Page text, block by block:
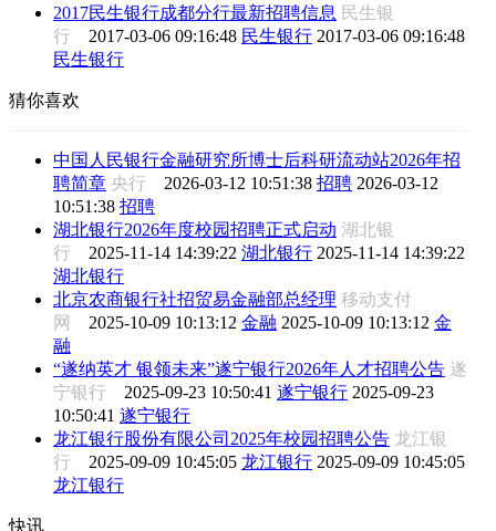
2017民生银行成都分行最新招聘信息 民生银
行 2017-03-06 09:16:48 民生银行 2017-03-06 09:16:48
民生银行
猜你喜欢
中国人民银行金融研究所博士后科研流动站2026年招
聘简章 央行 2026-03-12 10:51:38 招聘 2026-03-12
10:51:38 招聘
湖北银行2026年度校园招聘正式启动 湖北银
行 2025-11-14 14:39:22 湖北银行 2025-11-14 14:39:22
湖北银行
北京农商银行社招贸易金融部总经理 移动支付
网 2025-10-09 10:13:12 金融 2025-10-09 10:13:12 金
融
“遂纳英才 银领未来”遂宁银行2026年人才招聘公告 遂
宁银行 2025-09-23 10:50:41 遂宁银行 2025-09-23
10:50:41 遂宁银行
龙江银行股份有限公司2025年校园招聘公告 龙江银
行 2025-09-09 10:45:05 龙江银行 2025-09-09 10:45:05
龙江银行
快讯